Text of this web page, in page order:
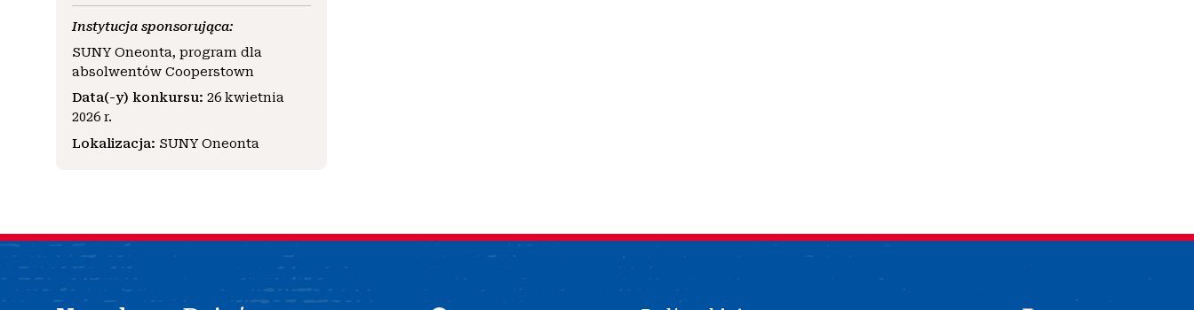
Instytucja sponsorująca:
SUNY Oneonta, program dla
absolwentów Cooperstown
Data(-y) konkursu: 26 kwietnia
2026 r.
Lokalizacja: SUNY Oneonta